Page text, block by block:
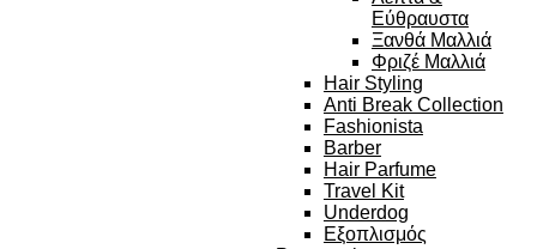
Εύθραυστα
Ξανθά Μαλλιά
Φριζέ Μαλλιά
Hair Styling
Anti Break Collection
Fashionista
Barber
Hair Parfume
Travel Kit
Underdog
Εξοπλισμός